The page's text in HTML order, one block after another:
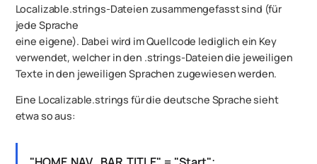
Localizable.strings-Dateien zusammengefasst sind (für
jede Sprache
eine eigene). Dabei wird im Quellcode lediglich ein Key
verwendet, welcher in den .strings-Dateien die jeweiligen
Texte in den jeweiligen Sprachen zugewiesen werden.
Eine Localizable.strings für die deutsche Sprache sieht
etwa so aus: